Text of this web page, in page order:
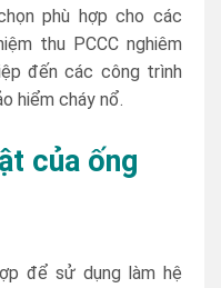
phù hợp cho các
thu PCCC nghiêm
đến các công trình
hiểm cháy nổ.
của ống
để sử dụng làm hệ